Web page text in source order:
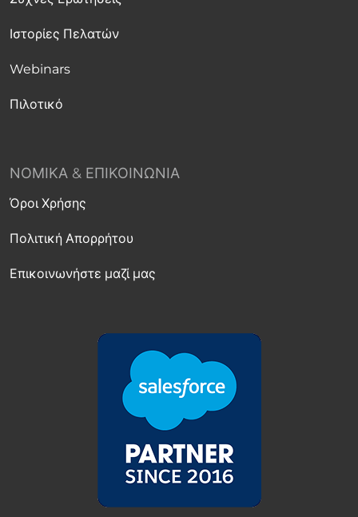
Ιστορίες Πελατών
Webinars
Πιλοτικό
ΝΟΜΙΚΆ & ΕΠΙΚΟΙΝΩΝΊΑ
Όροι Χρήσης
Πολιτική Απορρήτου
Επικοινωνήστε μαζί μας